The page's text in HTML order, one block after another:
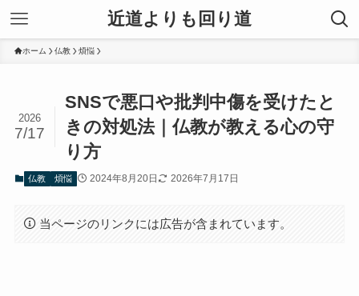
近道よりも回り道
ホーム 仏教 煩悩
SNSで悪口や批判中傷を受けたと
きの対処法｜仏教が教える心の守
り方
2026
7/17
仏教 煩悩 2024年8月20日 2026年7月17日
当ページのリンクには広告が含まれています。